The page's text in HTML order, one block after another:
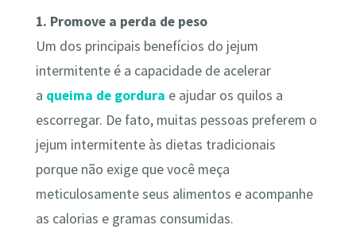
1. Promove a perda de peso
Um dos principais benefícios do jejum
intermitente é a capacidade de acelerar
a queima de gordura e ajudar os quilos a
escorregar. De fato, muitas pessoas preferem o
jejum intermitente às dietas tradicionais
porque não exige que você meça
meticulosamente seus alimentos e acompanhe
as calorias e gramas consumidas.